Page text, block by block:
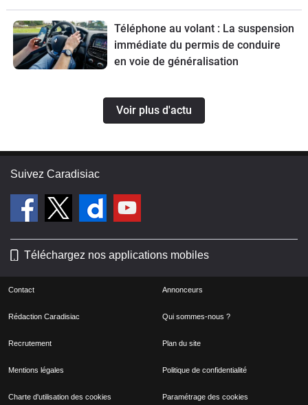
Téléphone au volant : La suspension
immédiate du permis de conduire
en voie de généralisation
Voir plus d'actu
Suivez Caradisiac
Téléchargez nos applications mobiles
Contact Annonceurs
Rédaction Caradisiac Qui sommes-nous ?
Recrutement Plan du site
Mentions légales Politique de confidentialité
Charte d'utilisation des cookies Paramétrage des cookies